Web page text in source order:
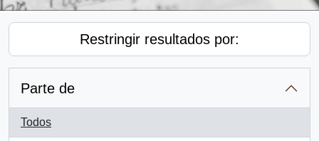
Restringir resultados por:
Parte de
Todos